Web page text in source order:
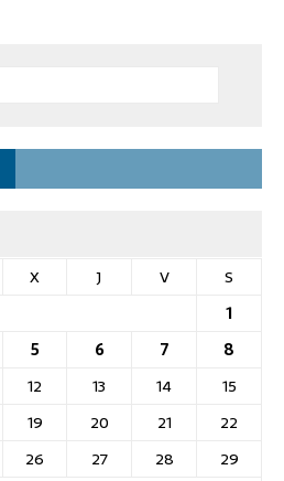
X J V
S
1
5 6 7
8
12 13 14
15
19 20 21
22
26 27 28
29